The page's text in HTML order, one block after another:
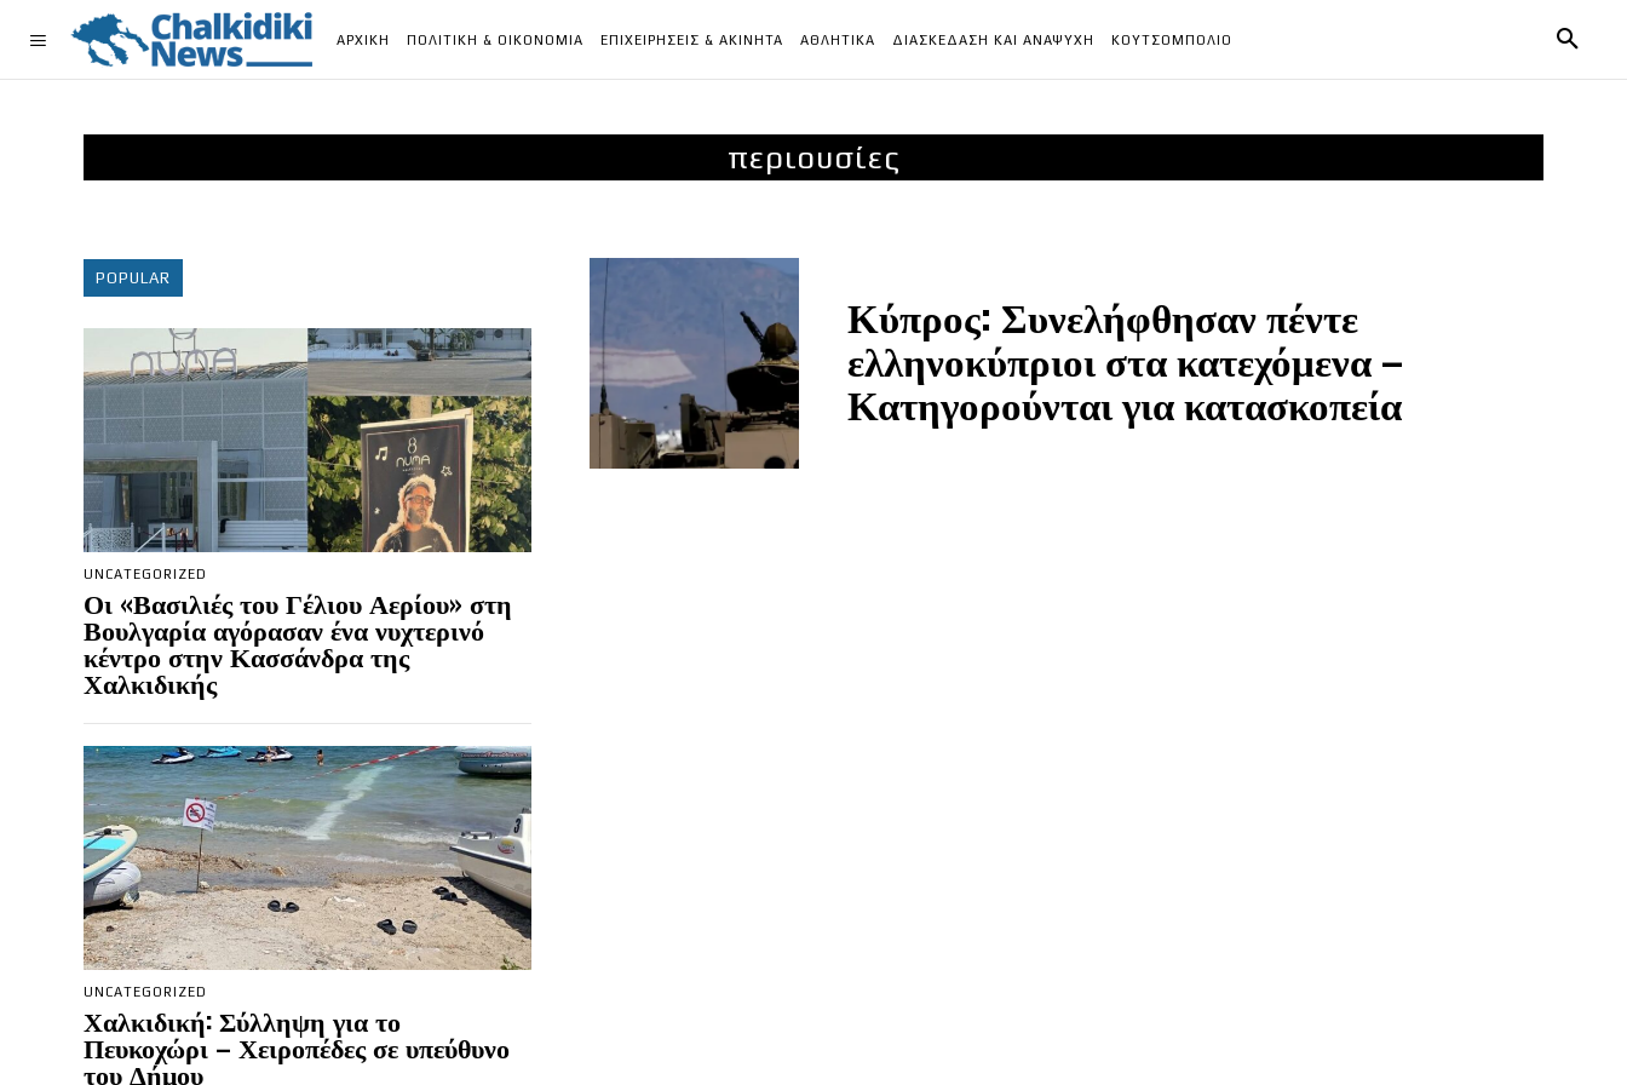
ΑΡΧΙΚΗ ΠΟΛΙΤΙΚΗ & ΟΙΚΟΝΟΜΙΑ ΕΠΙΧΕΙΡΗΣΕΙΣ & ΑΚΙΝΗΤΑ ΑΘΛΗΤΙΚΑ ΔΙΑΣΚΕΔΑΣΗ ΚΑΙ ΑΝΑΨΥΧΗ ΚΟΥΤΣΟΜΠΟΛΙΟ
περιουσίες
POPULAR
UNCATEGORIZED
Οι «Βασιλιές του Γέλιου Αερίου» στη
Βουλγαρία αγόρασαν ένα νυχτερινό
κέντρο στην Κασσάνδρα της
Χαλκιδικής
UNCATEGORIZED
Χαλκιδική: Σύλληψη για το
Πευκοχώρι – Χειροπέδες σε υπεύθυνο
του Δήμου
Κύπρος: Συνελήφθησαν πέντε
ελληνοκύπριοι στα κατεχόμενα –
Κατηγορούνται για κατασκοπεία